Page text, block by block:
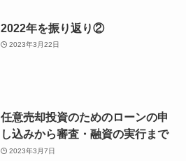
2022年を振り返り②
2023年3月22日
任意売却投資のためのローンの申
し込みから審査・融資の実行まで
2023年3月7日